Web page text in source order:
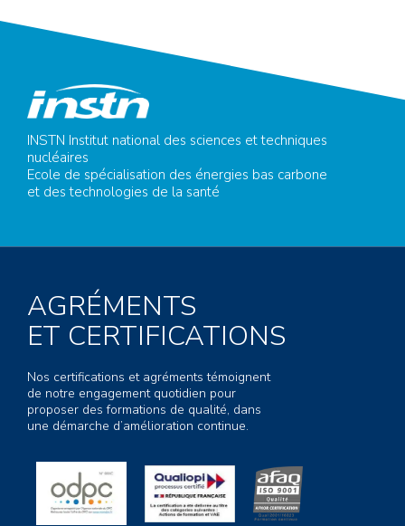
INSTN Institut national des sciences et techniques
nucléaires
Ecole de spécialisation des énergies bas carbone
et des technologies de la santé
AGRÉMENTS
ET CERTIFICATIONS
Nos certifications et agréments témoignent
de notre engagement quotidien pour
proposer des formations de qualité, dans
une démarche d’amélioration continue.